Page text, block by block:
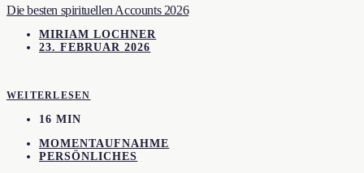
Die besten spirituellen Accounts 2026
MIRIAM LOCHNER
23. FEBRUAR 2026
WEITERLESEN
16 MIN
MOMENTAUFNAHME
PERSÖNLICHES